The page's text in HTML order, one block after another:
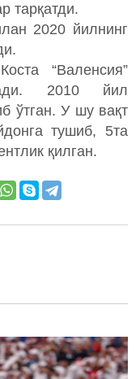
тарқатди.
2020 йилнинг
“Валенсия”
2010 йил
ўтган. У шу вақт
тушиб, 5та
қилган.